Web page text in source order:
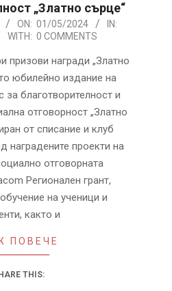
„Златно сърце“
ON: 01/05/2024
IN:
WITH: 0 COMMENTS
призови награди „Златно
юбилейно издание на
за благотворителност и
отговорност „Златно
от списание и клуб
наградените проекти на
отговорната
Регионален грант,
на ученици и
както и
ПОВЕЧЕ
THIS: